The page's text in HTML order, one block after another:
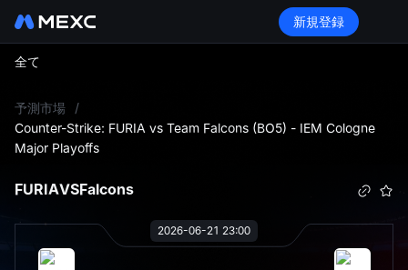
新規登録
全て
予測市場
/
Counter-Strike: FURIA vs Team Falcons (BO5) - IEM Cologne
Major Playoffs
FURIAVSFalcons
2026-06-21 23:00